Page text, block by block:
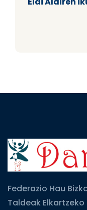
Federazio Hau
Taldeak Elkartzeko